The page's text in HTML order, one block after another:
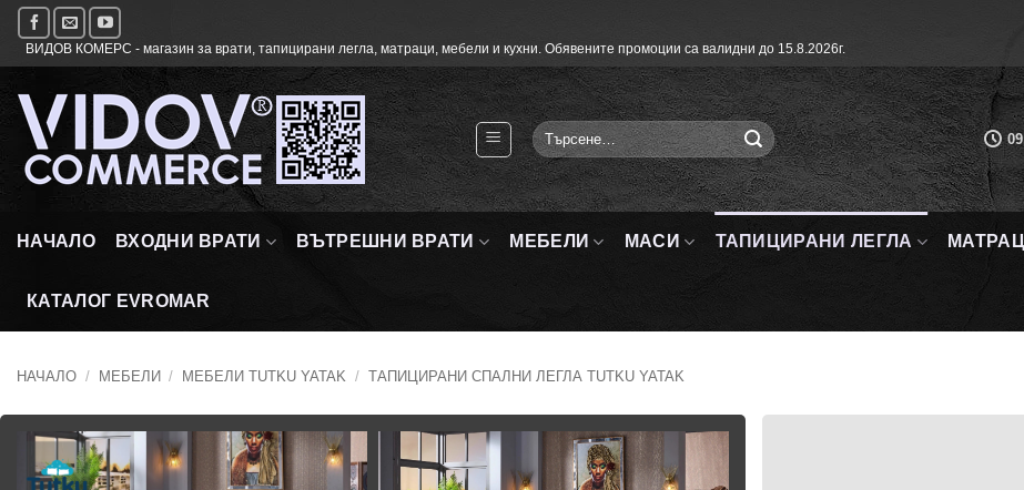
Skip
content
ВИДОВ КОМЕРС - магазин за врати, тапицирани легла, матраци, мебели и кухни. Обявените промоции са валидни до 15.8.2026г.
Търсене
за:
НАЧАЛО ВХОДНИ ВРАТИ ВЪТРЕШНИ ВРАТИ МЕБЕЛИ МАСИ ТАПИЦИРАНИ ЛЕГЛА
КАТАЛОГ EVROMAR
НАЧАЛО / МЕБЕЛИ / МЕБЕЛИ TUTKU YATAK / ТАПИЦИРАНИ СПАЛНИ ЛЕГЛА TUTKU YATAK